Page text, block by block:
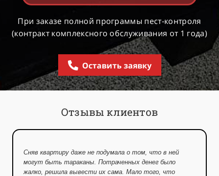
При заказе полной программы пест-контроля
(контракт комплексного обслуживания от 1 года)
Оставить заявку
Отзывы клиентов
Сняв квартиру даже не подумала о том, что в ней
могут быть тараканы. Потраченных денег было
жалко, решила вывести их сама. Мало того, что